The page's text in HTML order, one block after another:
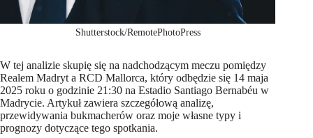
Shutterstock/RemotePhotoPress
W tej analizie skupię się na nadchodzącym meczu pomiędzy
Realem Madryt a RCD Mallorca, który odbędzie się 14 maja
2025 roku o godzinie 21:30 na Estadio Santiago Bernabéu w
Madrycie. Artykuł zawiera szczegółową analizę,
przewidywania bukmacherów oraz moje własne typy i
prognozy dotyczące tego spotkania.